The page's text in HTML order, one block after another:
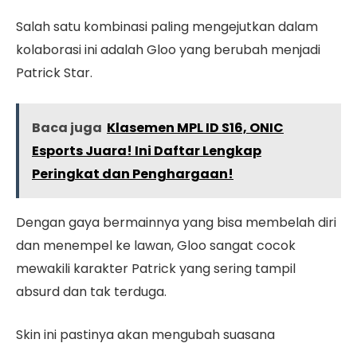
Salah satu kombinasi paling mengejutkan dalam
kolaborasi ini adalah Gloo yang berubah menjadi
Patrick Star.
Baca juga Klasemen MPL ID S16, ONIC
Esports Juara! Ini Daftar Lengkap
Peringkat dan Penghargaan!
Dengan gaya bermainnya yang bisa membelah diri
dan menempel ke lawan, Gloo sangat cocok
mewakili karakter Patrick yang sering tampil
absurd dan tak terduga.
Skin ini pastinya akan mengubah suasana